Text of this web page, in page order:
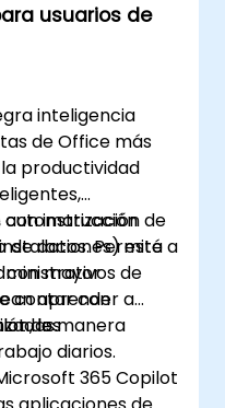
usuarios de
inteligencia
de Office más
productividad
de
de datos. Permite a
con mayor
contar con
con instrucción
está
de
aprender a
de manera
diarios.
los
365 Copilot